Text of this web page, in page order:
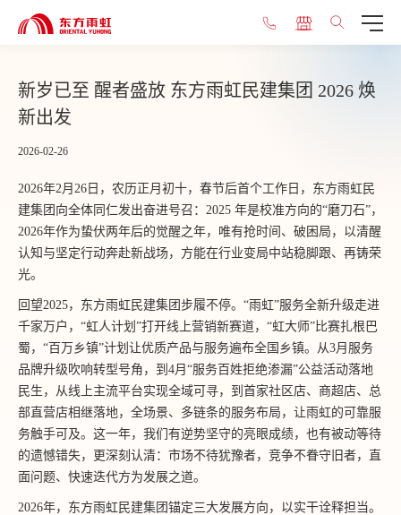
新岁已至 醒者盛放 东方雨虹民建集团 2026 焕
新出发
2026-02-26
2026年2月26日，农历正月初十，春节后首个工作日，东方雨虹民
建集团向全体同仁发出奋进号召：2025 年是校准方向的“磨刀石”，
2026年作为蛰伏两年后的觉醒之年，唯有抢时间、破困局，以清醒
认知与坚定行动奔赴新战场，方能在行业变局中站稳脚跟、再铸荣
光。
回望2025，东方雨虹民建集团步履不停。“雨虹”服务全新升级走进
千家万户，“虹人计划”打开线上营销新赛道，“虹大师”比赛扎根巴
蜀，“百万乡镇”计划让优质产品与服务遍布全国乡镇。从3月服务
品牌升级吹响转型号角，到4月“服务百姓拒绝渗漏”公益活动落地
民生，从线上主流平台实现全域可寻，到首家社区店、商超店、总
部直营店相继落地，全场景、多链条的服务布局，让雨虹的可靠服
务触手可及。这一年，我们有逆势坚守的亮眼成绩，也有被动等待
的遗憾错失，更深刻认清：市场不待犹豫者，竞争不眷守旧者，直
面问题、快速迭代方为发展之道。
2026年，东方雨虹民建集团锚定三大发展方向，以实干诠释担当。